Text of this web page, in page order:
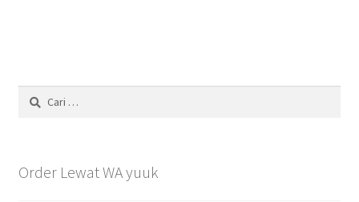
Cari
untuk:
Order Lewat WA yuuk